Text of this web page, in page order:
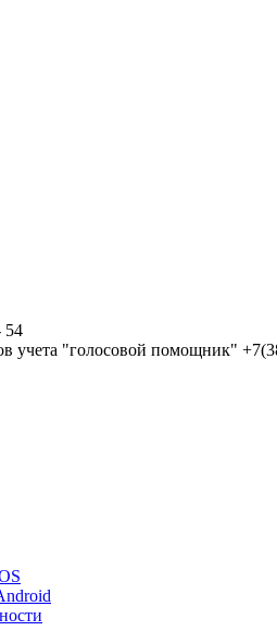
54
учета "голосовой помощник"